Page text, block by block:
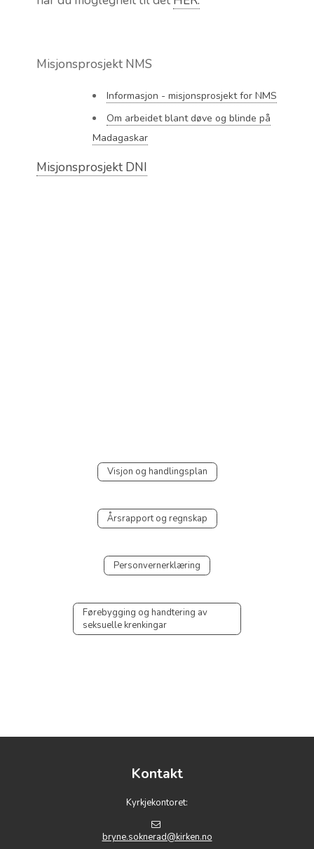
Misjonsprosjekt NMS
Informasjon - misjonsprosjekt for NMS
Om arbeidet blant døve og blinde på
Madagaskar
Misjonsprosjekt DNI
Visjon og handlingsplan
Årsrapport og regnskap
Personvernerklæring
Førebygging og handtering av
seksuelle krenkingar
Kontakt
Kyrkjekontoret:
bryne.soknerad@kirken.no